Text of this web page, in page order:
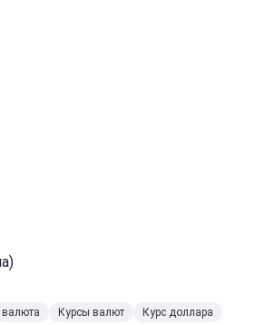
валюта Курсы валют Курс доллара